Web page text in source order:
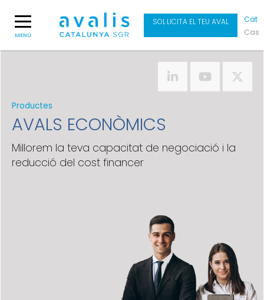
MENÚ
SOL·LICITA EL TEU AVAL
Cat
Cas
Productes
AVALS ECONÒMICS
Millorem la teva capacitat de negociació i la
reducció del cost financer